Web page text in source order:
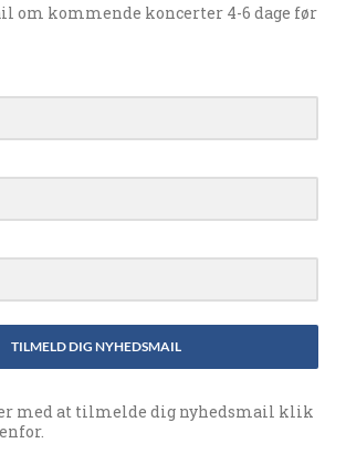
om kommende koncerter 4-6 dage før
TILMELD DIG NYHEDSMAIL
med at tilmelde dig nyhedsmail klik